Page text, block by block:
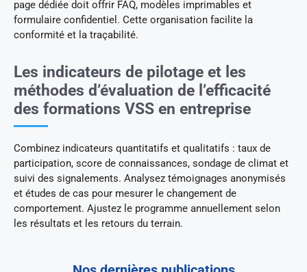
page dédiée doit offrir FAQ, modèles imprimables et
formulaire confidentiel. Cette organisation facilite la
conformité et la traçabilité.
Les indicateurs de pilotage et les
méthodes d’évaluation de l’efficacité
des formations VSS en entreprise
Combinez indicateurs quantitatifs et qualitatifs : taux de
participation, score de connaissances, sondage de climat et
suivi des signalements. Analysez témoignages anonymisés
et études de cas pour mesurer le changement de
comportement. Ajustez le programme annuellement selon
les résultats et les retours du terrain.